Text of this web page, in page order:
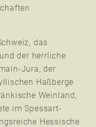
das
der herrliche
Jura, der
Haßberge
Weinland,
im Spessart-
Hessische